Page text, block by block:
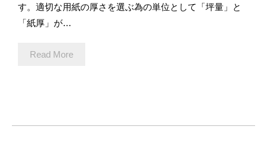
す。適切な用紙の厚さを選ぶ為の単位として「坪量」と
「紙厚」が…
Read More